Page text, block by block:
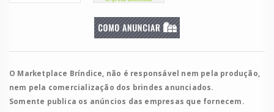
O Marketplace Bríndice, não é responsável nem pela produção,
nem pela comercialização dos brindes anunciados.
Somente publica os anúncios das empresas que fornecem.